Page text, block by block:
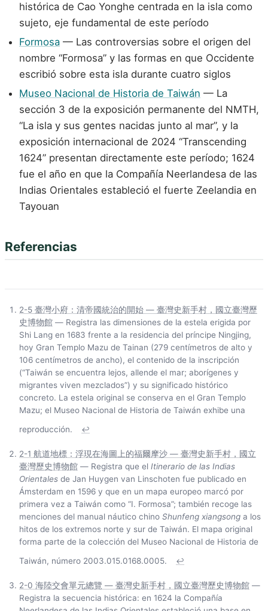
histórica de Cao Yonghe centrada en la isla como
sujeto, eje fundamental de este período
Formosa — Las controversias sobre el origen del
nombre “Formosa” y las formas en que Occidente
escribió sobre esta isla durante cuatro siglos
Museo Nacional de Historia de Taiwán — La
sección 3 de la exposición permanente del NMTH,
“La isla y sus gentes nacidas junto al mar”, y la
exposición internacional de 2024 “Transcending
1624” presentan directamente este período; 1624
fue el año en que la Compañía Neerlandesa de las
Indias Orientales estableció el fuerte Zeelandia en
Tayouan
Referencias
2-5 臺灣小府：清帝國統治的開始 — 臺灣史新手村，國立臺灣歷
史博物館 — Registra las dimensiones de la estela erigida por
Shi Lang en 1683 frente a la residencia del príncipe Ningjing,
hoy Gran Templo Mazu de Tainan (279 centímetros de alto y
106 centímetros de ancho), el contenido de la inscripción
(“Taiwán se encuentra lejos, allende el mar; aborígenes y
migrantes viven mezclados”) y su significado histórico
concreto. La estela original se conserva en el Gran Templo
Mazu; el Museo Nacional de Historia de Taiwán exhibe una
reproducción.
↩
2-1 航道地標：浮現在海圖上的福爾摩沙 — 臺灣史新手村，國立
臺灣歷史博物館 — Registra que el Itinerario de las Indias
Orientales de Jan Huygen van Linschoten fue publicado en
Ámsterdam en 1596 y que en un mapa europeo marcó por
primera vez a Taiwán como “I. Formosa”; también recoge las
menciones del manual náutico chino Shunfeng xiangsong a los
hitos de los extremos norte y sur de Taiwán. El mapa original
forma parte de la colección del Museo Nacional de Historia de
Taiwán, número 2003.015.0168.0005.
↩
2-0 海陸交會單元總覽 — 臺灣史新手村，國立臺灣歷史博物館 —
Registra la secuencia histórica: en 1624 la Compañía